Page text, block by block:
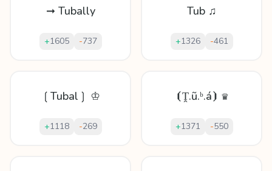
➞ Tubally
+1605 -737
Tub ♫
+1326 -461
❲Tubal❳ ♔
+1118 -269
⦗Ṱ.ũ.ᵇ.á⦘ ♛
+1371 -550